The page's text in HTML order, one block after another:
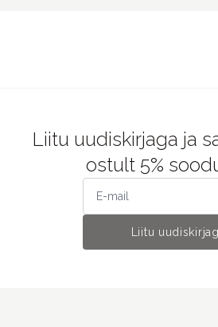
Liitu uudiskirjaga ja
ostult 5%
Liitu